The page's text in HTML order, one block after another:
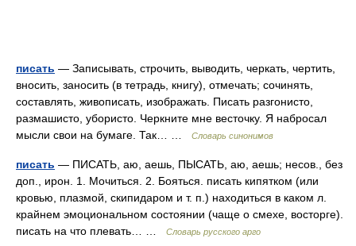
писать — Записывать, строчить, выводить, черкать, чертить,
вносить, заносить (в тетрадь, книгу), отмечать; сочинять,
составлять, живописать, изображать. Писать разгонисто,
размашисто, убористо. Черкните мне весточку. Я набросал
мысли свои на бумаге. Так… …
Словарь синонимов
писать — ПИСАТЬ, аю, аешь, ПЫСАТЬ, аю, аешь; несов., без
доп., ирон. 1. Мочиться. 2. Бояться. писать кипятком (или
кровью, плазмой, скипидаром и т. п.) находиться в каком л.
крайнем эмоциональном состоянии (чаще о смехе, восторге).
писать на что плевать… …
Словарь русского арго